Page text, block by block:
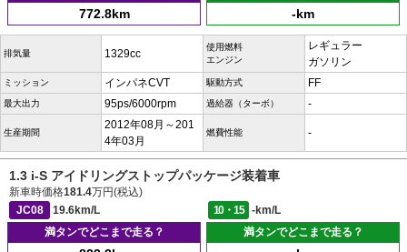
772.8km -km
排気量 1329cc
使用燃料
エンジン
レギュラー
ガソリン
ミッション インパネCVT 駆動方式 FF
最大出力 95ps/6000rpm 過給器（ターボ） -
生産期間
2012年08月～201
4年03月
燃費性能 -
1.3 i-S アイドリングストップパッケージ装着車
新車時価格181.4万円(税込)
JC08
19.6km/L 10・15
-km/L
満タンでどこまで走る？
満タンでどこまで走る？